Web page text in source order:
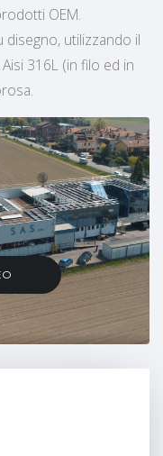
OEM.
utilizzando il
316L (in filo ed in